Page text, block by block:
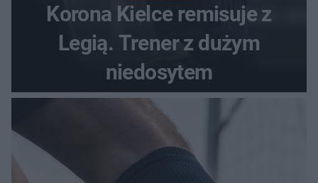
Korona Kielce remisuje z
Legią. Trener z dużym
niedosytem